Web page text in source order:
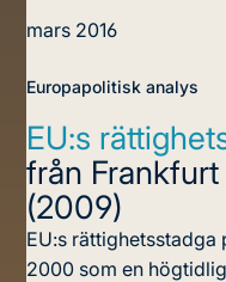
mars 2016
Europapolitisk analys
EU:s
från
(2009)
EU:s
2000 som en